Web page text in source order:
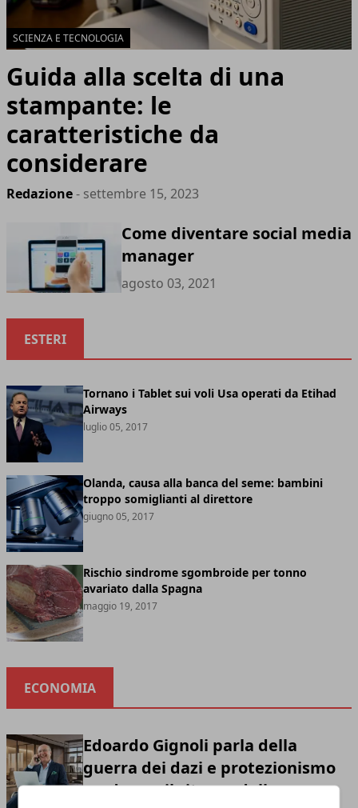
SCIENZA E TECNOLOGIA
Guida alla scelta di una
stampante: le
caratteristiche da
considerare
Redazione- settembre 15, 2023
Come diventare social media
manager
agosto 03, 2021
ESTERI
Tornano i Tablet sui voli Usa operati da Etihad
Airways
luglio 05, 2017
Olanda, causa alla banca del seme: bambini
troppo somiglianti al direttore
giugno 05, 2017
Rischio sindrome sgombroide per tonno
avariato dalla Spagna
maggio 19, 2017
ECONOMIA
Edoardo Gignoli parla della
guerra dei dazi e protezionismo
moderno: il ritorno della